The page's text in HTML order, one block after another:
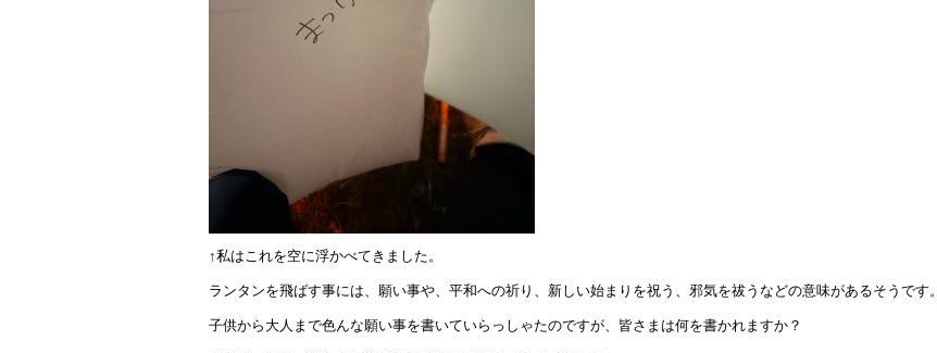
↑私はこれを空に浮かべてきました。
ランタンを飛ばす事には、願い事や、平和への祈り、新しい始まりを祝う、邪気を祓うなどの意味があるそうです。
子供から大人まで色んな願い事を書いていらっしゃたのですが、皆さまは何を書かれますか？